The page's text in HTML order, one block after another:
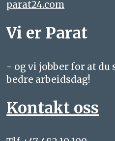
parat24.com
Vi er Parat
- og vi jobber for at du
bedre arbeidsdag!
Kontakt oss